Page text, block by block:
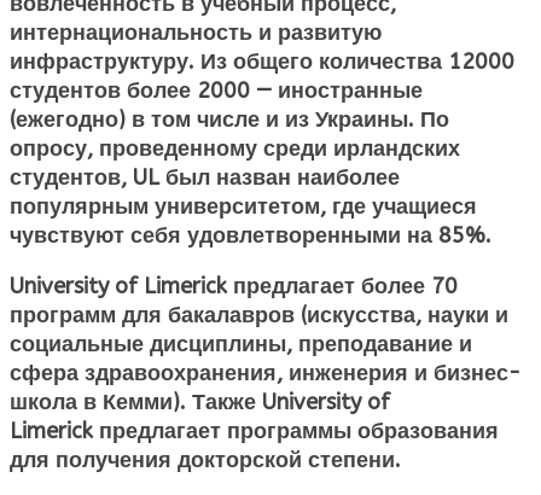
интернациональность и развитую
инфраструктуру. Из общего количества 12000
студентов более 2000 — иностранные
(ежегодно) в том числе и из Украины. По
опросу, проведенному среди ирландских
студентов, UL был назван наиболее
популярным университетом, где учащиеся
чувствуют себя удовлетворенными на 85%.
University of Limerick предлагает более 70
программ для бакалавров (искусства, науки и
социальные дисциплины, преподавание и
сфера здравоохранения, инженерия и бизнес-
школа в Кемми). Также University of
Limerick предлагает программы образования
для получения докторской степени.